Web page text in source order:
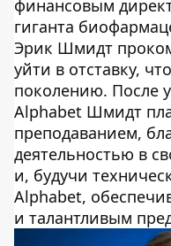
финансовым
гиганта
Эрик Шмидт
уйти в отставку,
поколению. После
Alphabet Шмидт
преподаванием,
деятельностью в
и, будучи
Alphabet,
и талантливым